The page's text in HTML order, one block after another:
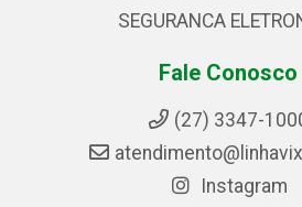
SEGURANCA
Fale Conosco
(27) 3347-
Instagram